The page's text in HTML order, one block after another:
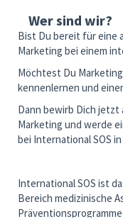
Wer sind wir?
Bist Du bereit für eine
Marketing bei einem
Möchtest Du
kennenlernen und
Dann bewirb Dich
Marketing und werde
bei International SOS
International SOS ist
Bereich medizinische